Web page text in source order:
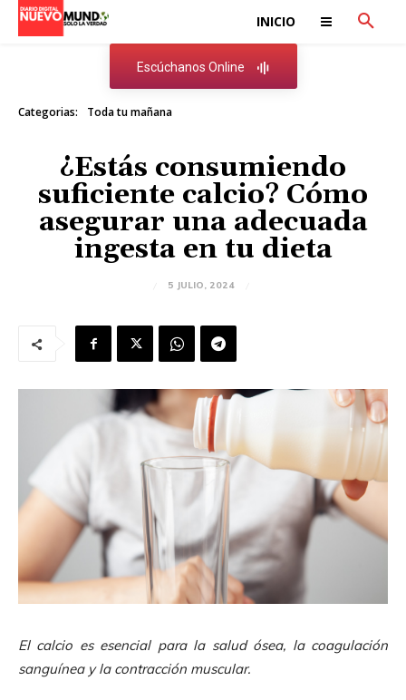
INICIO
Escúchanos Online
Categorias: Toda tu mañana
¿Estás consumiendo
suficiente calcio? Cómo
asegurar una adecuada
ingesta en tu dieta
5 JULIO, 2024
El calcio es esencial para la salud ósea, la coagulación
sanguínea y la contracción muscular.